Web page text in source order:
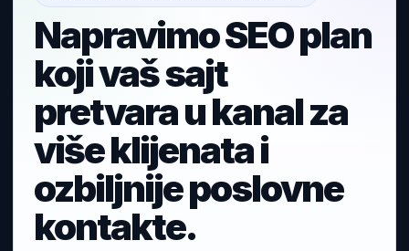
Napravimo SEO plan
koji vaš sajt
pretvara u kanal za
više klijenata i
ozbiljnije poslovne
kontakte.